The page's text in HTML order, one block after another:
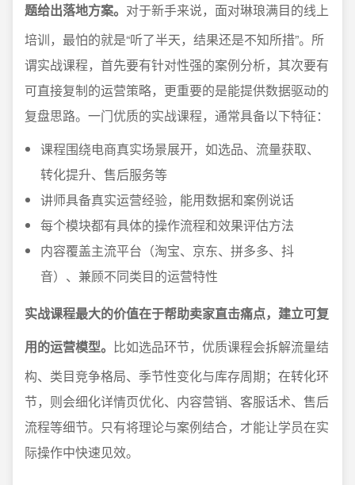
题给出落地方案。 对于新手来说，面对琳琅满目的线上
培训，最怕的就是“听了半天，结果还是不知所措”。所
谓实战课程，首先要有针对性强的案例分析，其次要有
可直接复制的运营策略，更重要的是能提供数据驱动的
复盘思路。一门优质的实战课程，通常具备以下特征：
课程围绕电商真实场景展开，如选品、流量获取、
转化提升、售后服务等
讲师具备真实运营经验，能用数据和案例说话
每个模块都有具体的操作流程和效果评估方法
内容覆盖主流平台（淘宝、京东、拼多多、抖
音）、兼顾不同类目的运营特性
实战课程最大的价值在于帮助卖家直击痛点，建立可复
用的运营模型。 比如选品环节，优质课程会拆解流量结
构、类目竞争格局、季节性变化与库存周期；在转化环
节，则会细化详情页优化、内容营销、客服话术、售后
流程等细节。只有将理论与案例结合，才能让学员在实
际操作中快速见效。